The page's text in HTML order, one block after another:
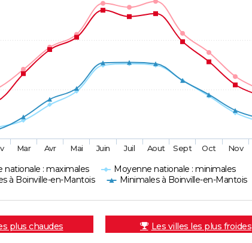
nationale : maximales
Moyenne nationale : minimales
à Boinville-en-Mantois
Minimales à Boinville-en-Mantois
Mar Avr Mai Juin Juil Aout Sept Oct Nov
plus chaudes Les villes les plus froides